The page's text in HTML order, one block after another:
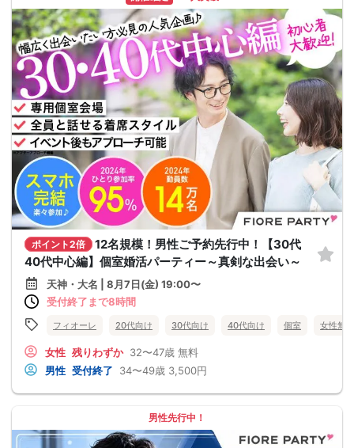
ポイント2倍
12名規模！男性ご予約先行中！【30代
40代中心編】個室婚活パーティー～真剣な出会い～
天神・大名 | 8月7日(金) 19:00〜
受付終了まで8時間
フィオーレ 20代向け 30代向け 40代向け 個室 女性無料
女性 残りわずか 32〜47歳 無料
男性 受付終了 34〜49歳 3,500円
男性先行中！